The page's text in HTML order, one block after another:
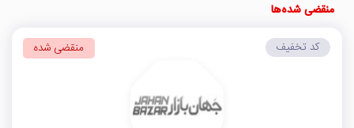
منقضی شده‌ها
کد تخفیف منقضی شده